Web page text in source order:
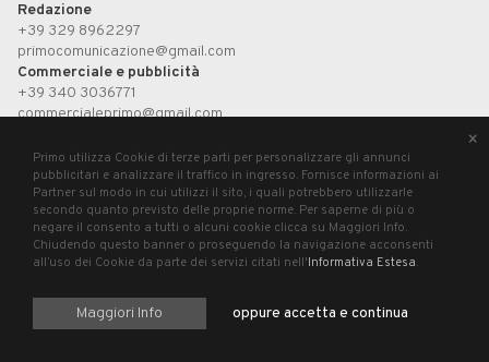
Redazione
+39 329 8962297
primocomunicazione@gmail.com
Commerciale e pubblicità
+39 340 3036771
commercialeprimo@gmail.com
UP STUDIO
Primo, registrazione presso il Tribunale di Pesaro n°3/2019 del 21 agosto 2019.
P.Iva 02699620411
Primo utilizza Cookie di terze parti per personalizzare gli annunci
pubblicitari e analizzare il traffico in ingresso. Fornisce informazioni ai
Partner sul modo in cui utilizzi il sito, i quali potrebbero utilizzarle
secondo quanto previsto delle proprie norme. Per saperne di più o
negare il consento a tutti o alcuni cookie clicca su Maggiori Info.
Chiudendo questo banner o proseguendo la navigazione acconsenti
all’uso dei Cookie da parte dei servizi citati nell'Informativa Estesa.
Maggiori Info oppure accetta e continua
×